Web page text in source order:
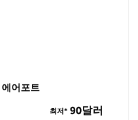
에어포트
최저* 90달러